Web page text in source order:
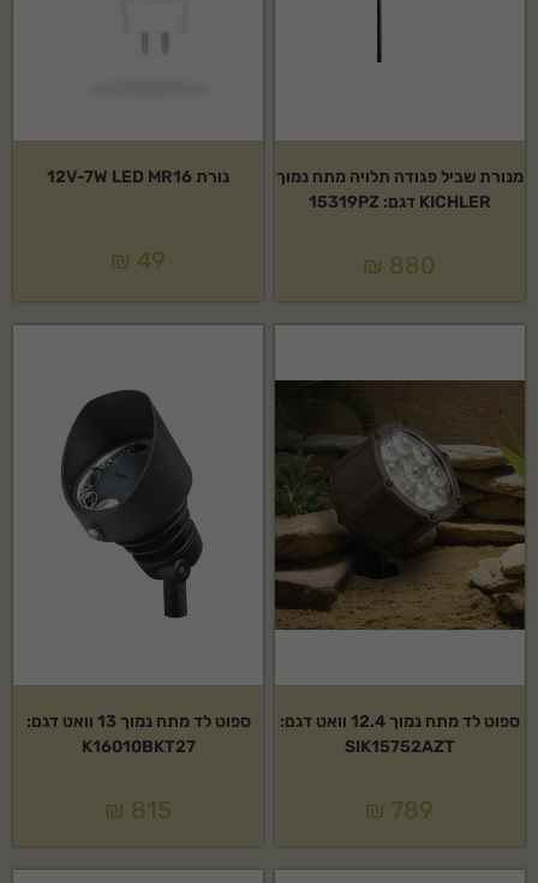
מנורת שביל פגודה תלויה מתח נמוך
KICHLER דגם: 15319PZ
₪ 880
נורת 12V-7W LED MR16
₪ 49
ספוט לד מתח נמוך 12.4 וואט דגם:
SIK15752AZT
₪ 789
ספוט לד מתח נמוך 13 וואט דגם:
K16010BKT27
₪ 815